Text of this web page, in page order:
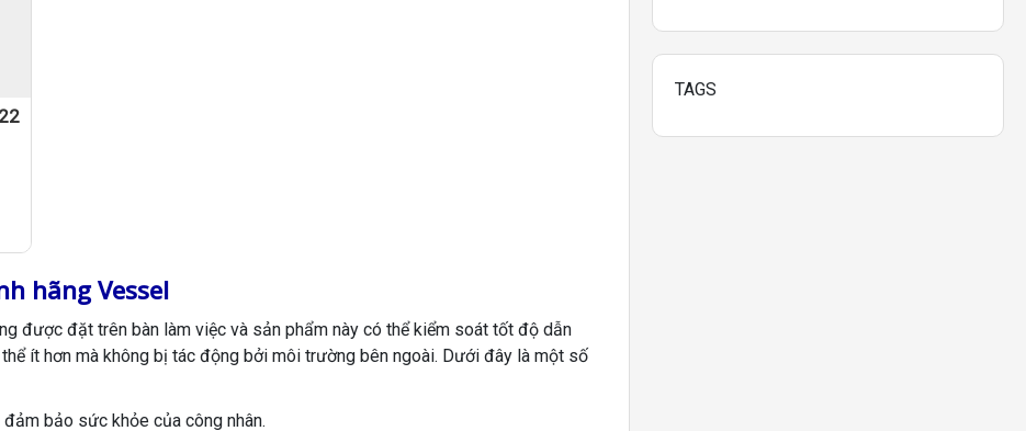
hãng Vessel
được đặt trên bàn làm việc và sản phẩm này có thể kiểm soát tốt độ dẫn
ít hơn mà không bị tác động bởi môi trường bên ngoài. Dưới đây là một số
bảo sức khỏe của công nhân.
TAGS